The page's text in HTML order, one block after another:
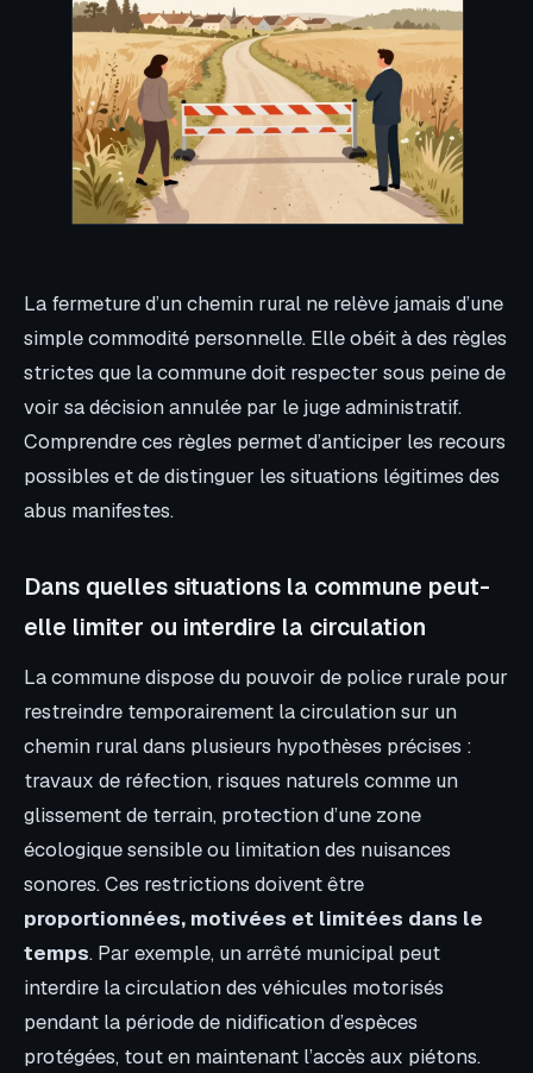
La fermeture d’un chemin rural ne relève jamais d’une
simple commodité personnelle. Elle obéit à des règles
strictes que la commune doit respecter sous peine de
voir sa décision annulée par le juge administratif.
Comprendre ces règles permet d’anticiper les recours
possibles et de distinguer les situations légitimes des
abus manifestes.
Dans quelles situations la commune peut-
elle limiter ou interdire la circulation
La commune dispose du pouvoir de police rurale pour
restreindre temporairement la circulation sur un
chemin rural dans plusieurs hypothèses précises :
travaux de réfection, risques naturels comme un
glissement de terrain, protection d’une zone
écologique sensible ou limitation des nuisances
sonores. Ces restrictions doivent être
proportionnées, motivées et limitées dans le
temps. Par exemple, un arrêté municipal peut
interdire la circulation des véhicules motorisés
pendant la période de nidification d’espèces
protégées, tout en maintenant l’accès aux piétons.